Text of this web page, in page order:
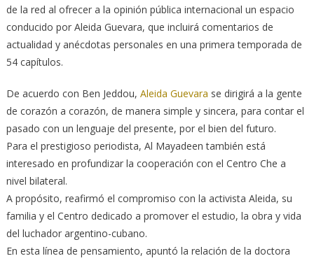
de la red al ofrecer a la opinión pública internacional un espacio
conducido por Aleida Guevara, que incluirá comentarios de
actualidad y anécdotas personales en una primera temporada de
54 capítulos.
De acuerdo con Ben Jeddou, Aleida Guevara se dirigirá a la gente
de corazón a corazón, de manera simple y sincera, para contar el
pasado con un lenguaje del presente, por el bien del futuro.
Para el prestigioso periodista, Al Mayadeen también está
interesado en profundizar la cooperación con el Centro Che a
nivel bilateral.
A propósito, reafirmó el compromiso con la activista Aleida, su
familia y el Centro dedicado a promover el estudio, la obra y vida
del luchador argentino-cubano.
En esta línea de pensamiento, apuntó la relación de la doctora